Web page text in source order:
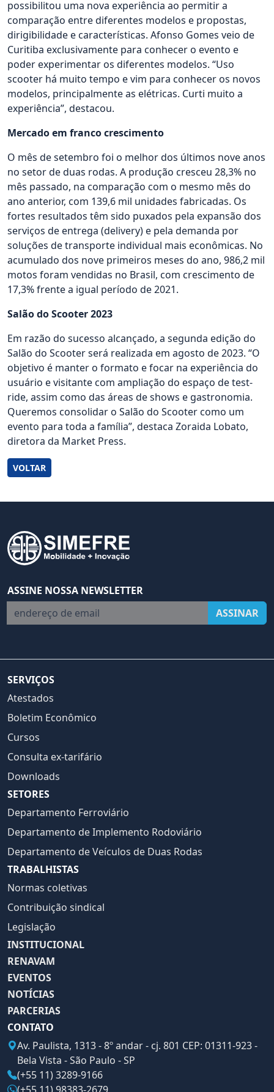
possibilitou uma nova experiência ao permitir a
comparação entre diferentes modelos e propostas,
dirigibilidade e características. Afonso Gomes veio de
Curitiba exclusivamente para conhecer o evento e
poder experimentar os diferentes modelos. “Uso
scooter há muito tempo e vim para conhecer os novos
modelos, principalmente as elétricas. Curti muito a
experiência”, destacou.
Mercado em franco crescimento
O mês de setembro foi o melhor dos últimos nove anos
no setor de duas rodas. A produção cresceu 28,3% no
mês passado, na comparação com o mesmo mês do
ano anterior, com 139,6 mil unidades fabricadas. Os
fortes resultados têm sido puxados pela expansão dos
serviços de entrega (delivery) e pela demanda por
soluções de transporte individual mais econômicas. No
acumulado dos nove primeiros meses do ano, 986,2 mil
motos foram vendidas no Brasil, com crescimento de
17,3% frente a igual período de 2021.
Salão do Scooter 2023
Em razão do sucesso alcançado, a segunda edição do
Salão do Scooter será realizada em agosto de 2023. “O
objetivo é manter o formato e focar na experiência do
usuário e visitante com ampliação do espaço de test-
ride, assim como das áreas de shows e gastronomia.
Queremos consolidar o Salão do Scooter como um
evento para toda a família”, destaca Zoraida Lobato,
diretora da Market Press.
VOLTAR
ASSINE NOSSA NEWSLETTER
endereço de email
ASSINAR
SERVIÇOS
Atestados
Boletim Econômico
Cursos
Consulta ex-tarifário
Downloads
SETORES
Departamento Ferroviário
Departamento de Implemento Rodoviário
Departamento de Veículos de Duas Rodas
TRABALHISTAS
Normas coletivas
Contribuição sindical
Legislação
INSTITUCIONAL
RENAVAM
EVENTOS
NOTÍCIAS
PARCERIAS
CONTATO
Av. Paulista, 1313 - 8º andar - cj. 801 CEP: 01311-923 -
Bela Vista - São Paulo - SP
(+55 11) 3289-9166